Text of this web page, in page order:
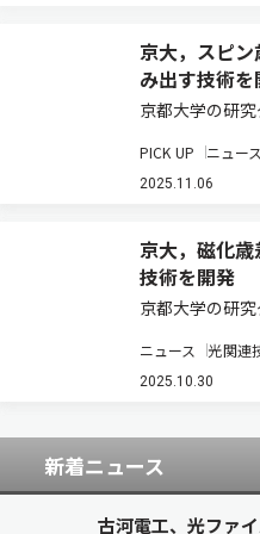
京大，スピ
み出す技術を
京都大学の研
（THz）光の偏
成功した（ニュ
ン…
PICK UP ニュース
2025.11.06
京大，磁化
技術を開発
京都大学の研
（THz）光の偏
成功した（ニュ
T…
ニュース 光関連
2025.10.30
新着ニュース
古河電工、光ファ